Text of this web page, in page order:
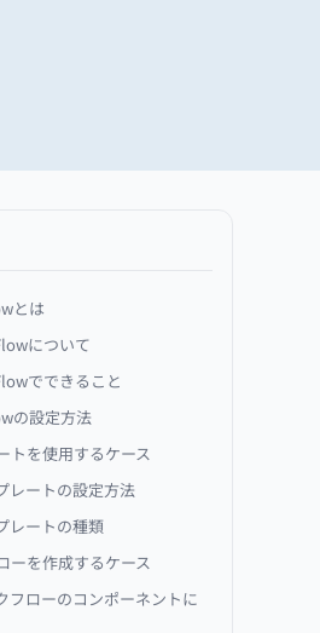
とは
について
でできること
の設定方法
トを使用するケース
レートの設定方法
レートの種類
ーを作成するケース
フローのコンポーネントに